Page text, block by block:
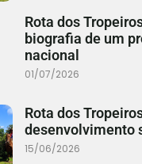
Rota dos
biografia de um
nacional
01/07/2026
Rota dos
desenvolvimento
15/06/2026